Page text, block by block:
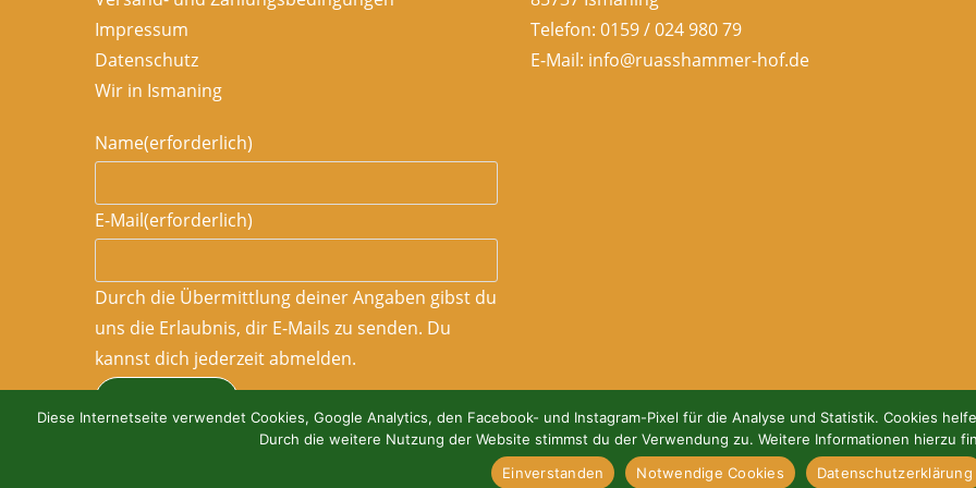
Impressum
Datenschutz
Wir in Ismaning
Name(erforderlich)
E-Mail(erforderlich)
Durch die Übermittlung deiner Angaben gibst du
uns die Erlaubnis, dir E-Mails zu senden. Du
kannst dich jederzeit abmelden.
Telefon: 0159 / 024 980 79
E-Mail: info@ruasshammer-hof.de
AGB- Allgemeine
Datenschutzerklärung Wir in
Diese Internetseite verwendet Cookies, Google Analytics, den Facebook- und Instagram-Pixel für die Analyse und Statistik. Cookies
Durch die weitere Nutzung der Website stimmst du der Verwendung zu. Weitere Informationen hierzu
Einverstanden
Notwendige Cookies Datenschutzerklärung